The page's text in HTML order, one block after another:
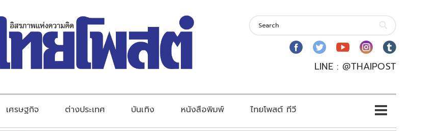
LINE : @THAIPOST
เศรษฐกิจ ต่างประเทศ บันเทิง หนังสือพิมพ์ ไทยโพสต์ ทีวี